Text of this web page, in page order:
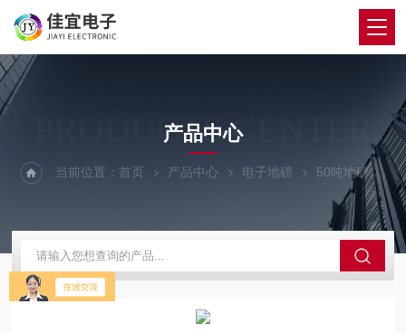
PRODUCTS CENTER
产品中心
当前位置：首页 产品中心 电子地磅 50吨地磅